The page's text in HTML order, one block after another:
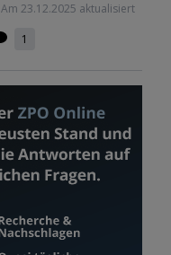
Am 23.12.2025 aktualisiert
1